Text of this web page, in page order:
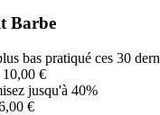
Barbe
bas pratiqué ces 30
10,00 €
jusqu'à 40%
€